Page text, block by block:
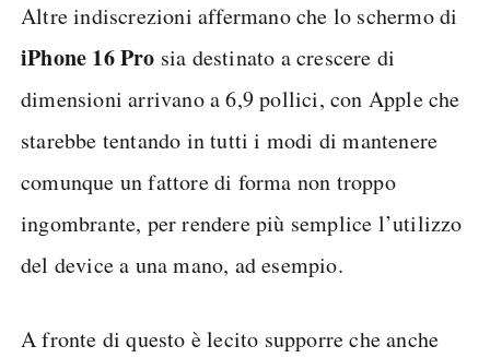
Altre indiscrezioni affermano che lo schermo di
iPhone 16 Pro sia destinato a crescere di
dimensioni arrivano a 6,9 pollici, con Apple che
starebbe tentando in tutti i modi di mantenere
comunque un fattore di forma non troppo
ingombrante, per rendere più semplice l’utilizzo
del device a una mano, ad esempio.
A fronte di questo è lecito supporre che anche